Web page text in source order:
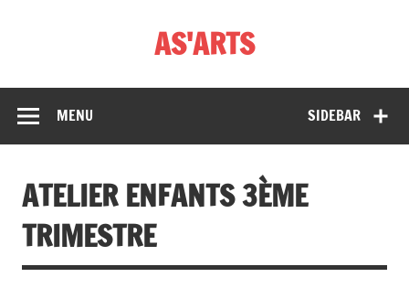
AS'ARTS
SIDEBAR
MENU
ATELIER ENFANTS 3ÈME
TRIMESTRE